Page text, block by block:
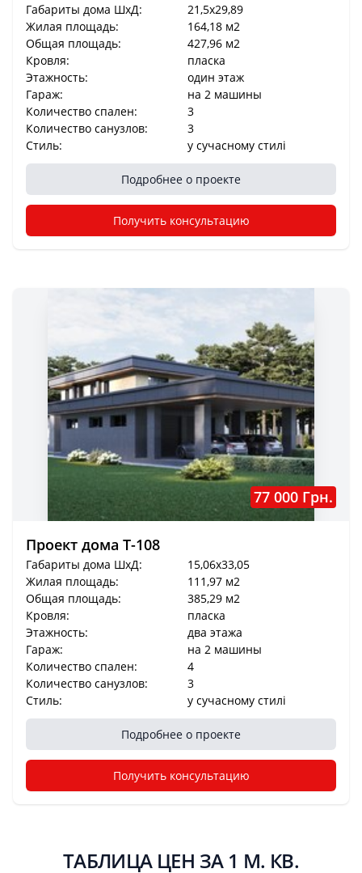
Габариты дома ШхД:
21,5x29,89
Жилая площадь:
164,18 м2
Общая площадь:
427,96 м2
Кровля:
пласка
Этажность:
один этаж
Гараж:
на 2 машины
Количество спален:
3
Количество санузлов:
3
Стиль:
у сучасному стилі
Подробнее о проекте
Получить консультацию
77 000 Грн.
Проект дома T-108
Габариты дома ШхД:
15,06x33,05
Жилая площадь:
111,97 м2
Общая площадь:
385,29 м2
Кровля:
пласка
Этажность:
два этажа
Гараж:
на 2 машины
Количество спален:
4
Количество санузлов:
3
Стиль:
у сучасному стилі
Подробнее о проекте
Получить консультацию
ТАБЛИЦА ЦЕН ЗА 1 М. КВ.